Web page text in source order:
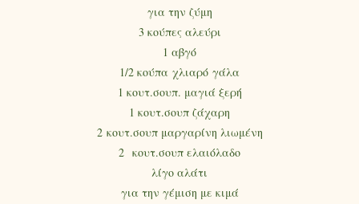
για την ζύμη
3 κούπες αλεύρι
1 αβγό
1/2 κούπα χλιαρό γάλα
1 κουτ.σουπ. μαγιά ξερή
1 κουτ.σουπ ζάχαρη
2 κουτ.σουπ μαργαρίνη λιωμένη
2 κουτ.σουπ ελαιόλαδο
λίγο αλάτι
για την γέμιση με κιμά